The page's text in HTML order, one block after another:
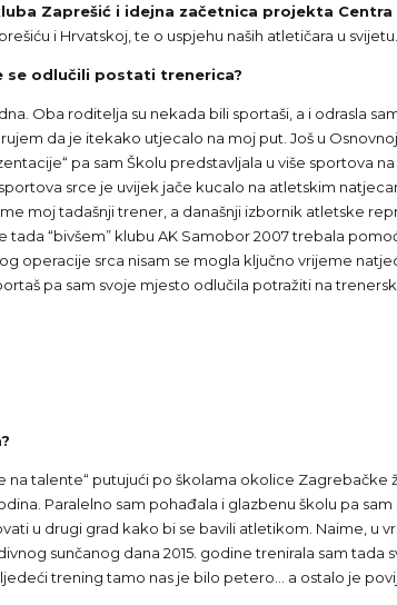
Zaprešić i idejna začetnica projekta
i Hrvatskoj, te o uspjehu naših atletičara u svijetu.
se odlučili postati trenerica?
Oba roditelja su nekada bili sportaši, a i odrasla
da je itekako utjecalo na moj put. Još u
pa sam Školu predstavljala u više sportova na
srce je uvijek jače kucalo na atletskim
me moj tadašnji trener, a današnji izbornik atletske
“bivšem” klubu AK Samobor 2007 trebala
operacije srca nisam se mogla ključno vrijeme
pa sam svoje mjesto odlučila potražiti na
na talente“ putujući po školama okolice Zagrebačke
Paralelno sam pohađala i glazbenu školu pa
u drugi grad kako bi se bavili atletikom. Naime, u
sunčanog dana 2015. godine trenirala sam tada
trening tamo nas je bilo petero… a ostalo je